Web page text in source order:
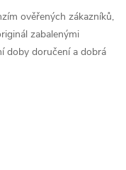
ověřených zákazníků,
zabalenými
doby doručení a dobrá